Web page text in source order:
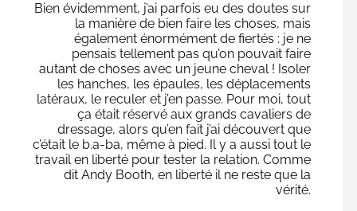
Bien évidemment, j’ai parfois eu des doutes sur
la manière de bien faire les choses, mais
également énormément de fiertés : je ne
pensais tellement pas qu’on pouvait faire
autant de choses avec un jeune cheval ! Isoler
les hanches, les épaules, les déplacements
latéraux, le reculer et j’en passe. Pour moi, tout
ça était réservé aux grands cavaliers de
dressage, alors qu’en fait j’ai découvert que
c’était le b.a-ba, même à pied. Il y a aussi tout le
travail en liberté pour tester la relation. Comme
dit Andy Booth, en liberté il ne reste que la
vérité.